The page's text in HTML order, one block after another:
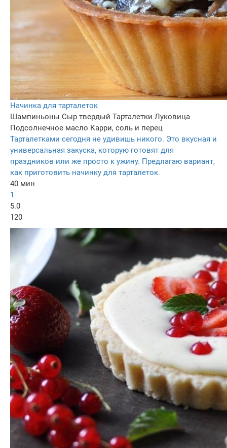
Начинка для тарталеток
Шампиньоны Сыр твердый Тарталетки Луковица
Подсолнечное масло Карри, соль и перец
Тарталетками сегодня не удивишь никого. Это вкусная и
универсальная закуска, которую готовят для
праздников или же просто к ужину. Предлагаю вариант,
как приготовить начинку для тарталеток.
40 мин
1
5.0
120